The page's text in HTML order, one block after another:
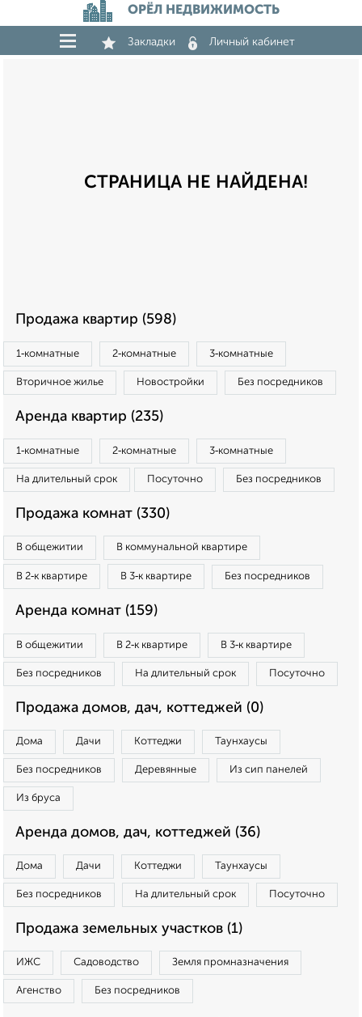
ОРЁЛ НЕДВИЖИМОСТЬ
Закладки Личный кабинет
СТРАНИЦА НЕ НАЙДЕНА!
Продажа квартир (598)
1‑комнатные 2‑комнатные 3‑комнатные
Вторичное жилье Новостройки Без посредников
Аренда квартир (235)
1‑комнатные 2‑комнатные 3‑комнатные
На длительный срок Посуточно Без посредников
Продажа комнат (330)
В общежитии В коммунальной квартире
В 2‑к квартире В 3‑к квартире Без посредников
Аренда комнат (159)
В общежитии В 2‑к квартире В 3‑к квартире
Без посредников На длительный срок Посуточно
Продажа домов, дач, коттеджей (0)
Дома Дачи Коттеджи Таунхаусы
Без посредников Деревянные Из сип панелей
Из бруса
Аренда домов, дач, коттеджей (36)
Дома Дачи Коттеджи Таунхаусы
Без посредников На длительный срок Посуточно
Продажа земельных участков (1)
ИЖС Садоводство Земля промназначения
Агенство Без посредников